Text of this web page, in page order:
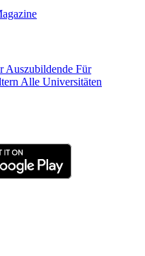
Auszubildende Für
Alle Universitäten